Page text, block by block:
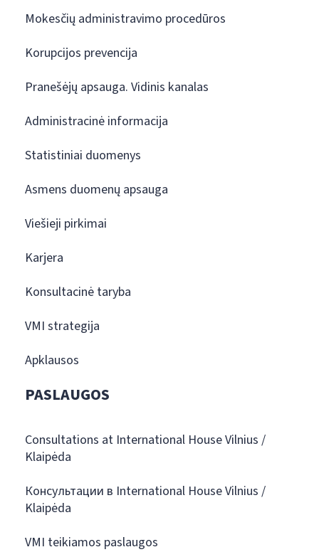
Mokesčių administravimo procedūros
Korupcijos prevencija
Pranešėjų apsauga. Vidinis kanalas
Administracinė informacija
Statistiniai duomenys
Asmens duomenų apsauga
Viešieji pirkimai
Karjera
Konsultacinė taryba
VMI strategija
Apklausos
PASLAUGOS
Consultations at International House Vilnius /
Klaipėda
Консультации в International House Vilnius /
Klaipėda
VMI teikiamos paslaugos